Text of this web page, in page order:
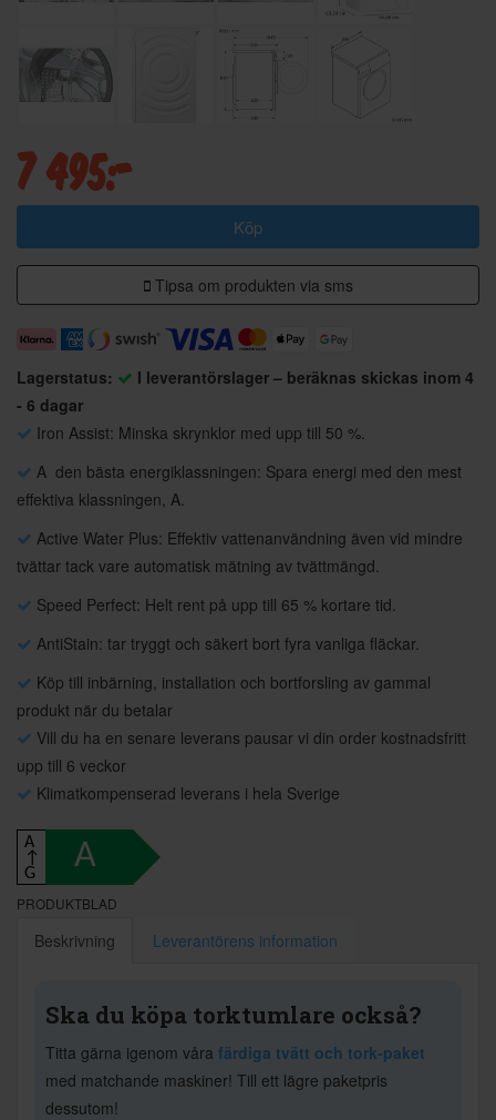
7 495:-
Köp
Tipsa om produkten via sms
Lagerstatus:
I leverantörslager – beräknas skickas inom 4
- 6 dagar
Iron Assist: Minska skrynklor med upp till 50 %.
A  den bästa energiklassningen: Spara energi med den mest
effektiva klassningen, A.
Active Water Plus: Effektiv vattenanvändning även vid mindre
tvättar tack vare automatisk mätning av tvättmängd.
Speed Perfect: Helt rent på upp till 65 % kortare tid.
AntiStain: tar tryggt och säkert bort fyra vanliga fläckar.
Köp till inbärning, installation och bortforsling av gammal
produkt när du betalar
Vill du ha en senare leverans pausar vi din order kostnadsfritt
upp till 6 veckor
Klimatkompenserad leverans i hela Sverige
A
↑
G
A
PRODUKTBLAD
Beskrivning Leverantörens information
Ska du köpa torktumlare också?
Titta gärna igenom våra färdiga tvätt och tork-paket
med matchande maskiner! Till ett lägre paketpris
dessutom!